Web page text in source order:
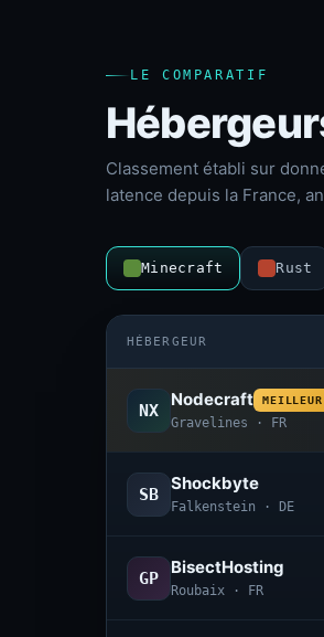
LE COMPARATIF
Classement établi sur
latence depuis la France,
Minecraft Rust
HÉBERGEUR
NX
Nodecraft
Gravelines · FR
SB
Shockbyte
Falkenstein · DE
GP
BisectHosting
Roubaix · FR